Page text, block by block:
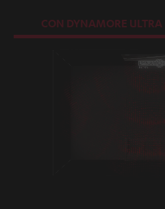
CON DYNAMORE ULTRA